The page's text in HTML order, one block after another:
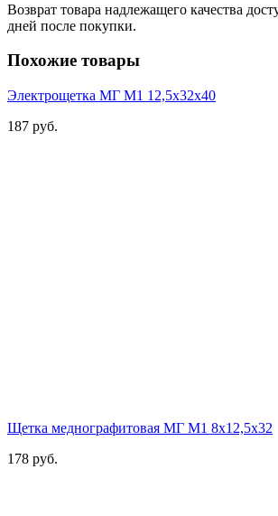
Возврат товара надлежащего качества
дней после покупки.
Похожие товары
Электрощетка МГ М1 12,5х32х40
187 руб.
Щетка меднографитовая МГ М1 8х12,5х32
178 руб.